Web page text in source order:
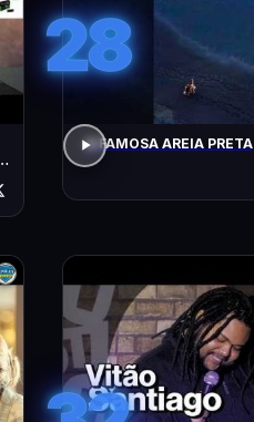
28
A FAMOSA AREIA PRETA